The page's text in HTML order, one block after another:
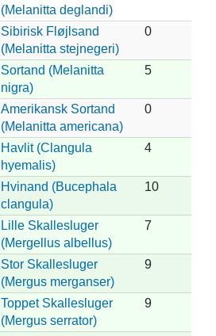
(Melanitta deglandi)
Sibirisk Fløjlsand
(Melanitta stejnegeri)
0
Sortand (Melanitta
nigra)
5
Amerikansk Sortand
(Melanitta americana)
0
Havlit (Clangula
hyemalis)
4
Hvinand (Bucephala
clangula)
10
Lille Skallesluger
(Mergellus albellus)
7
Stor Skallesluger
(Mergus merganser)
9
Toppet Skallesluger
(Mergus serrator)
9